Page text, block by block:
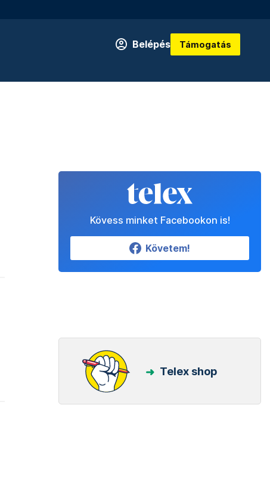
Belépés Támogatás
Kövess minket Facebookon is!
Követem!
Telex shop